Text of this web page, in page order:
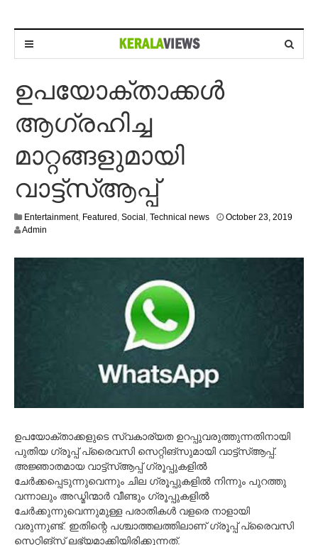
ഉപയോക്താക്കള്‍
ആഗ്രഹിച്ച
മാറ്റങ്ങളുമായി
വാട്ട്സ്‌ആപ്പ്
Entertainment, Featured , Social , Technical news October 23, 2019O
Admin
ഉപയോക്താക്കളുടെ സ്വകാര്യത ഉറപ്പുവരുത്തുന്നതിനായി
പുതിയ ഗ്രൂപ്പ് പ്രൈവസി സെറ്റിങ്സുമായി വാട്ട്സ്‌ആപ്പ്.
അജ്ഞാതമായ വാട്ട്സ്‌ആപ്പ് ഗ്രൂപ്പുകളില്‍
ചേര്‍ക്കപ്പെടുന്നുവെന്നും ചില ഗ്രൂപ്പുകളില്‍ നിന്നും പുറത്തു
വന്നാലും അഡ്മിന്മാര്‍ വീണ്ടും ഗ്രൂപ്പുകളില്‍
ചേര്‍ക്കുന്നുവെന്നുമുള്ള പരാതികള്‍ വളരെ നാളായി
വരുന്നുണ്ട്. ഇതിന്റെ പശ്ചാത്തലത്തിലാണ് ഗ്രൂപ്പ് പ്രൈവസി
സെറ്റിങ്സ് ലഭ്യമാക്കിയിരിക്കുന്നത്.